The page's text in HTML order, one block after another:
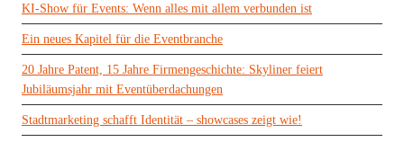
KI-Show für Events: Wenn alles mit allem verbunden ist
Ein neues Kapitel für die Eventbranche
20 Jahre Patent, 15 Jahre Firmengeschichte: Skyliner feiert
Jubiläumsjahr mit Eventüberdachungen
Stadtmarketing schafft Identität – showcases zeigt wie!